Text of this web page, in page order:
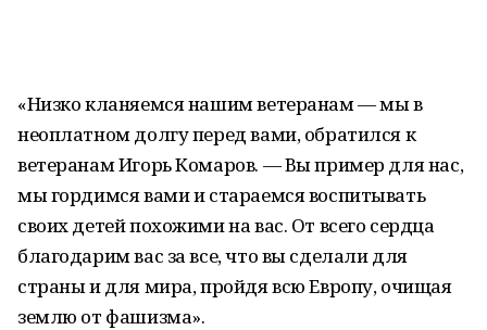
«Низко кланяемся нашим ветеранам — мы в
неоплатном долгу перед вами, обратился к
ветеранам Игорь Комаров. — Вы пример для нас,
мы гордимся вами и стараемся воспитывать
своих детей похожими на вас. От всего сердца
благодарим вас за все, что вы сделали для
страны и для мира, пройдя всю Европу, очищая
землю от фашизма».